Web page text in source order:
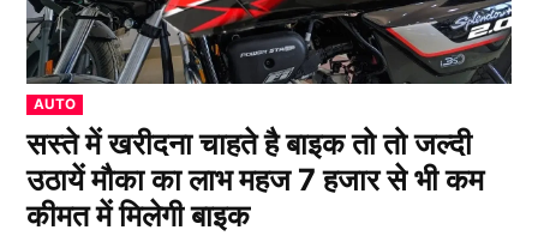
POSTED
IN
AUTO
सस्ते में खरीदना चाहते है बाइक तो तो जल्दी
उठायें मौका का लाभ महज 7 हजार से भी कम
कीमत में मिलेगी बाइक